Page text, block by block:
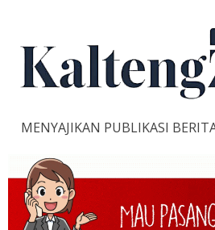
content
MENYAJIKAN PUBLIKASI